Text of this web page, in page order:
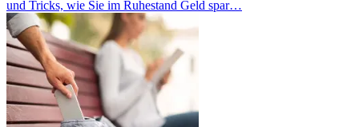
und Tricks, wie Sie im Ruhestand Geld spar…